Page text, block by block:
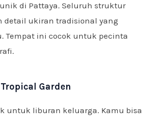
di Pattaya. Seluruh struktur
detail ukiran tradisional yang
Tempat ini cocok untuk pecinta
Garden
untuk liburan keluarga. Kamu bisa